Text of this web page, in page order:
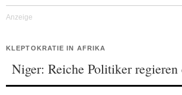
KLEPTOKRATIE IN AFRIKA
Niger: Reiche Politiker